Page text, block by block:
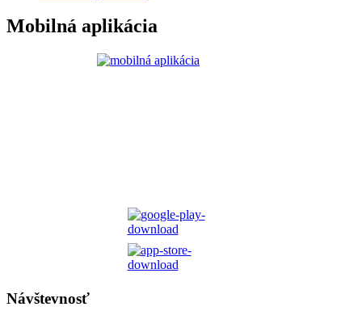
Mobilná aplikácia
Návštevnosť